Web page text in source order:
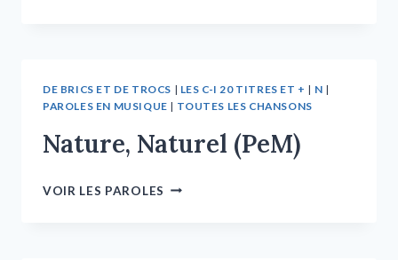
DE BRICS ET DE TROCS | LES C-I 20 TITRES ET + | N |
PAROLES EN MUSIQUE | TOUTES LES CHANSONS
Nature, Naturel (PeM)
VOIR LES PAROLES